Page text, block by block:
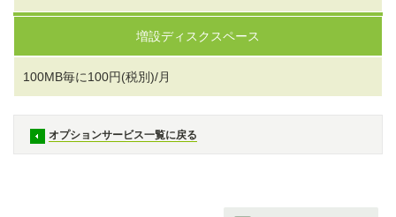
増設ディスクスペース
100MB毎に100円(税別)/月
オプションサービス一覧に戻る